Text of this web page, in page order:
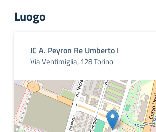
Luogo
IC A. Peyron Re Umberto I
Via Ventimiglia, 128 Torino